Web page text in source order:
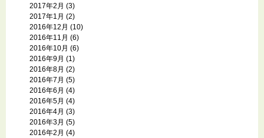
2017年2月 (3)
2017年1月 (2)
2016年12月 (10)
2016年11月 (6)
2016年10月 (6)
2016年9月 (1)
2016年8月 (2)
2016年7月 (5)
2016年6月 (4)
2016年5月 (4)
2016年4月 (3)
2016年3月 (5)
2016年2月 (4)